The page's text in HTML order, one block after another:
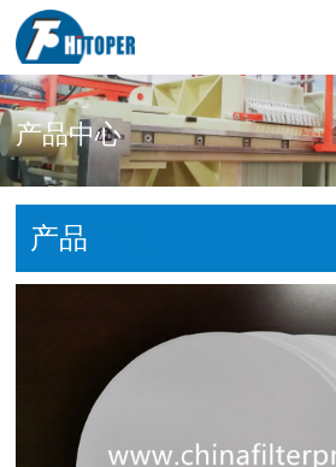
产品中心
产品